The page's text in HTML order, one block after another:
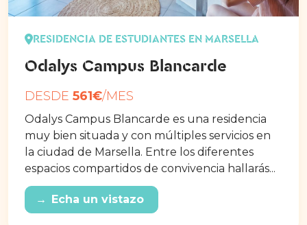
RESIDENCIA DE ESTUDIANTES EN MARSELLA
Odalys Campus Blancarde
DESDE 561€/MES
Odalys Campus Blancarde es una residencia
muy bien situada y con múltiples servicios en
la ciudad de Marsella. Entre los diferentes
espacios compartidos de convivencia hallarás...
→ Echa un vistazo